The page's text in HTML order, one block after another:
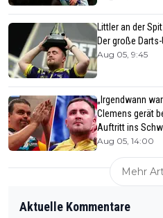
Littler an der
Der große
Aug 05, 9:45
„Irgendwann
Clemens gerät
Auftritt ins
Aug 05, 14:00
Mehr
Aktuelle Kommentare